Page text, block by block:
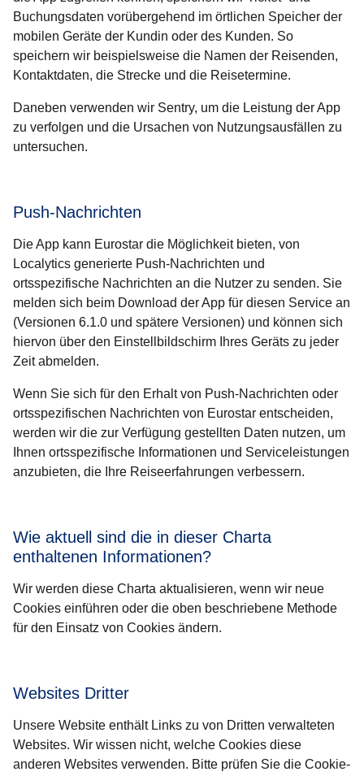
Buchungsdaten vorübergehend im örtlichen Speicher der
mobilen Geräte der Kundin oder des Kunden. So
speichern wir beispielsweise die Namen der Reisenden,
Kontaktdaten, die Strecke und die Reisetermine.
Daneben verwenden wir Sentry, um die Leistung der App
zu verfolgen und die Ursachen von Nutzungsausfällen zu
untersuchen.
Push-Nachrichten
Die App kann Eurostar die Möglichkeit bieten, von
Localytics generierte Push-Nachrichten und
ortsspezifische Nachrichten an die Nutzer zu senden. Sie
melden sich beim Download der App für diesen Service an
(Versionen 6.1.0 und spätere Versionen) und können sich
hiervon über den Einstellbildschirm Ihres Geräts zu jeder
Zeit abmelden.
Wenn Sie sich für den Erhalt von Push-Nachrichten oder
ortsspezifischen Nachrichten von Eurostar entscheiden,
werden wir die zur Verfügung gestellten Daten nutzen, um
Ihnen ortsspezifische Informationen und Serviceleistungen
anzubieten, die Ihre Reiseerfahrungen verbessern.
Wie aktuell sind die in dieser Charta
enthaltenen Informationen?
Wir werden diese Charta aktualisieren, wenn wir neue
Cookies einführen oder die oben beschriebene Methode
für den Einsatz von Cookies ändern.
Websites Dritter
Unsere Website enthält Links zu von Dritten verwalteten
Websites. Wir wissen nicht, welche Cookies diese
anderen Websites verwenden. Bitte prüfen Sie die Cookie-